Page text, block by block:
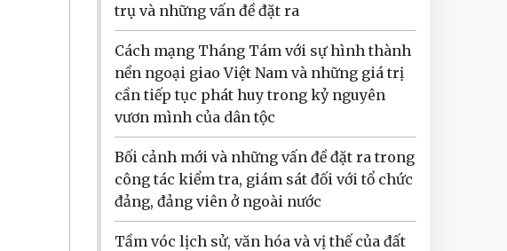
trụ và những vấn đề đặt ra
Cách mạng Tháng Tám với sự hình thành
nền ngoại giao Việt Nam và những giá trị
cần tiếp tục phát huy trong kỷ nguyên
vươn mình của dân tộc
Bối cảnh mới và những vấn đề đặt ra trong
công tác kiểm tra, giám sát đối với tổ chức
đảng, đảng viên ở ngoài nước
Tầm vóc lịch sử, văn hóa và vị thế của đất